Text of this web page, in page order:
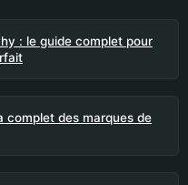
: le guide complet pour
complet des marques de